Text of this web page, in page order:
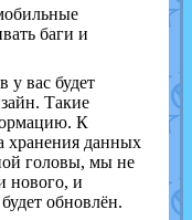
баги и
у вас будет
Такие
К
хранения данных
головы, мы не
нового, и
обновлён.